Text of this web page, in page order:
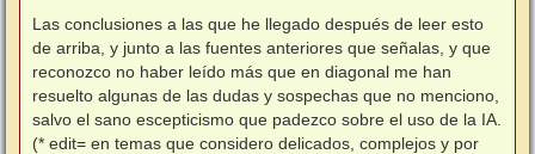
Las conclusiones a las que he llegado después de leer esto
de arriba, y junto a las fuentes anteriores que señalas, y que
reconozco no haber leído más que en diagonal me han
resuelto algunas de las dudas y sospechas que no menciono,
salvo el sano escepticismo que padezco sobre el uso de la IA.
(* edit= en temas que considero delicados, complejos y por